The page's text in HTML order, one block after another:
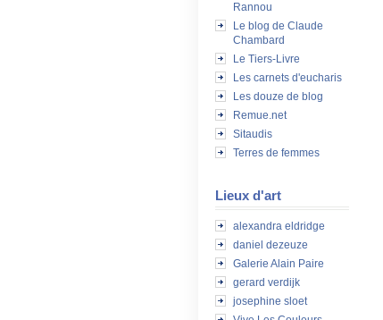
Rannou
Le blog de Claude
Chambard
Le Tiers-Livre
Les carnets d'eucharis
Les douze de blog
Remue.net
Sitaudis
Terres de femmes
Lieux d'art
alexandra eldridge
daniel dezeuze
Galerie Alain Paire
gerard verdijk
josephine sloet